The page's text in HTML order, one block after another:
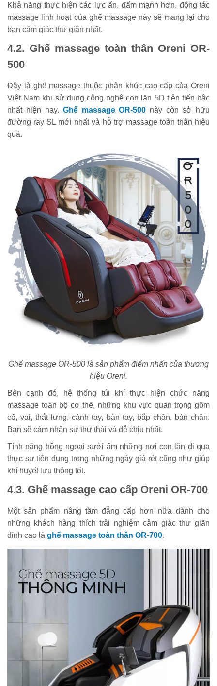
Khả năng thực hiện các lực ấn, đấm mạnh hơn, động tác
massage linh hoạt của ghế massage này sẽ mang lại cho
bạn cảm giác thư giãn nhất.
4.2. Ghế massage toàn thân Oreni OR-
500
Đây là ghế massage thuộc phân khúc cao cấp của Oreni
Việt Nam khi sử dụng công nghệ con lăn 5D tiên tiến bậc
nhất hiện nay. Ghế massage OR-500 này còn sở hữu
đường ray SL mới nhất và hỗ trợ massage toàn thân hiệu
quả.
Ghế massage OR-500 là sản phẩm điểm nhấn của thương
hiệu Oreni.
Bên cạnh đó, hệ thống túi khí thực hiện chức năng
massage toàn bộ cơ thể, những khu vực quan trọng gồm
cổ, vai, thắt lưng, cánh tay, bàn tay, bắp chân, bàn chân.
Bạn sẽ cảm nhận sự thư thái và dễ chịu nhất.
Tính năng hồng ngoại sưởi ấm những nơi con lăn đi qua
thực sự tiện dụng trong những ngày giá rét cũng như giúp
khí huyết lưu thông tốt.
4.3. Ghế massage cao cấp Oreni OR-700
Một sản phẩm nâng tầm đẳng cấp hơn nữa dành cho
những khách hàng thích trải nghiệm cảm giác thư giãn
đỉnh cao là ghế massage toàn thân OR-700.